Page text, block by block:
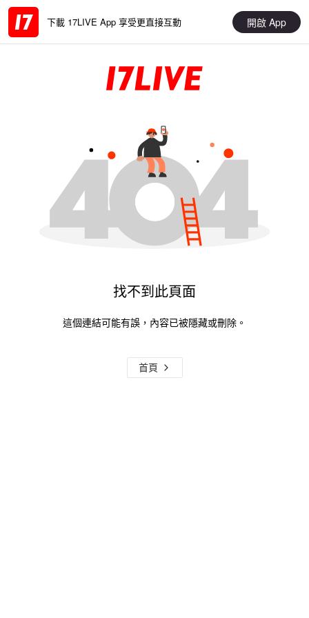
下載 17LIVE App 享受更直接互動 開啟 App
找不到此頁面
這個連結可能有誤，內容已被隱藏或刪除。
首頁